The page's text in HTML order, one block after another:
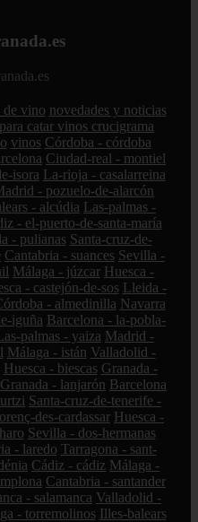
de vino novedades y noticias
catar vinos crucigrama
vinos Córdoba - córdoba
Ciudad-real - montiel
isora La-rioja - casalarreina
- pozuelo-de-alarcón
- alcúdia Las-palmas -
- el-puerto-de-santa-maría
- pulianas Santa-cruz-de-
Cantabria - suances Sevilla -
Málaga - júzcar Huesca -
- castejón-de-sos Lleida -
- almedinilla Navarra
iguña Barcelona - la-pobla-
palmas - yaiza Madrid -
Málaga - istán Valladolid -
Huesca - biescas Granada -
Granada - lanjarón Barcelona
Santa-cruz-de-tenerife -
des-cardassar Huesca -
Sevilla - dos-hermanas
- laredo Tarragona - sant-
Cádiz - cádiz Málaga -
Cantabria - santander
- salamanca Valladolid -
- torremolinos Illes-balears